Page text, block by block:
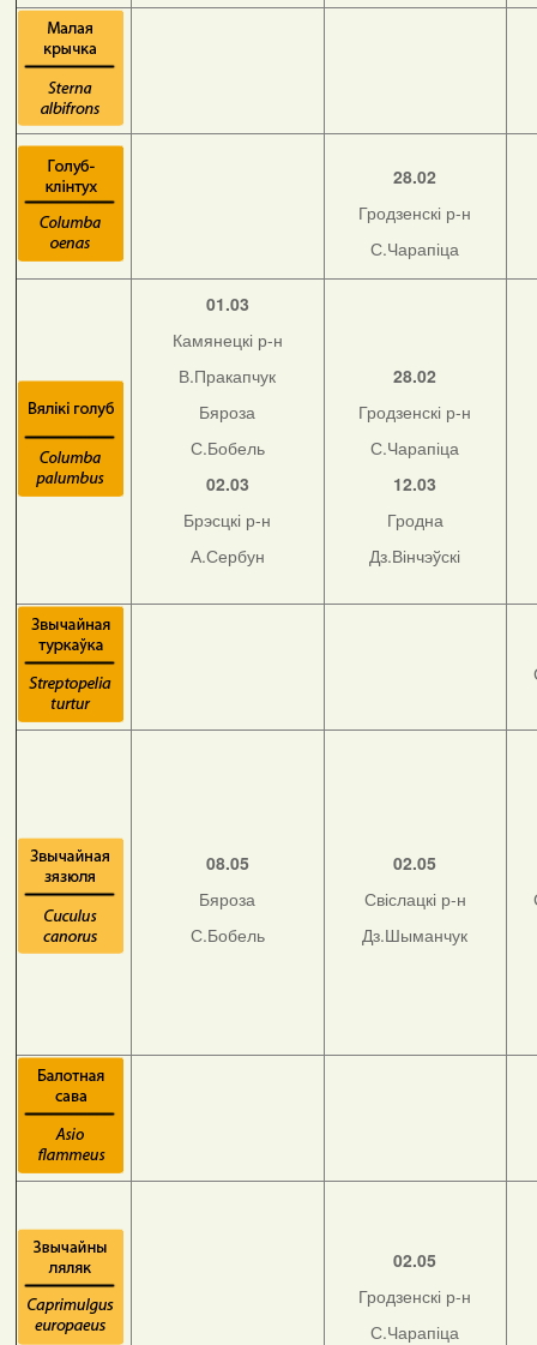
28.02
Гродзенскі р-н
С.Чарапіца
01.03
Камянецкі р-н
В.Пракапчук
Бяроза
С.Бобель
02.03
Брэсцкі р-н
А.Сербун
28.02
Гродзенскі р-н
С.Чарапіца
12.03
Гродна
Дз.Вінчэўскі
08.05
Бяроза
С.Бобель
02.05
Свіслацкі р-н
Дз.Шыманчук
02.05
Гродзенскі р-н
С.Чарапіца